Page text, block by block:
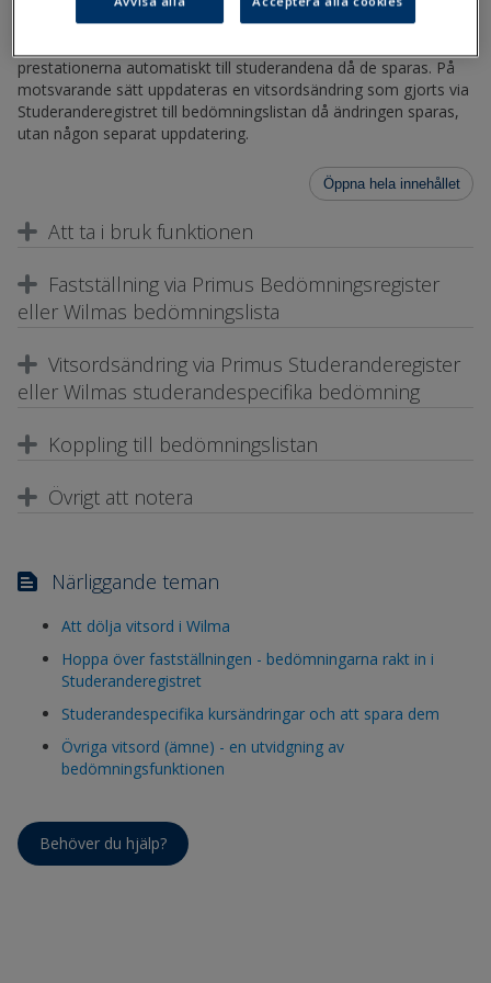
glömmer att separat fastställa bedömningen då man sparar
prestationerna automatiskt till studerandena då de sparas. På
motsvarande sätt uppdateras en vitsordsändring som gjorts via
Studeranderegistret till bedömningslistan då ändringen sparas,
utan någon separat uppdatering.
Öppna hela innehållet
Att ta i bruk funktionen
Fastställning via Primus Bedömningsregister
eller Wilmas bedömningslista
Vitsordsändring via Primus Studeranderegister
eller Wilmas studerandespecifika bedömning
Koppling till bedömningslistan
Övrigt att notera
Närliggande teman
Att dölja vitsord i Wilma
Hoppa över fastställningen - bedömningarna rakt in i
Studeranderegistret
Studerandespecifika kursändringar och att spara dem
Övriga vitsord (ämne) - en utvidgning av
bedömningsfunktionen
Behöver du hjälp?